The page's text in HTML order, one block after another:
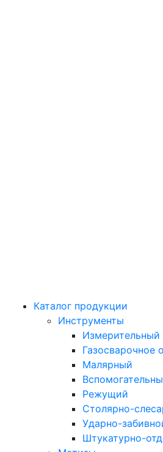
Каталог продукции
Инструменты
Измерительный
Газосварочное
Малярный
Режущий
Столярно-
Ударно-
Штукатурно-